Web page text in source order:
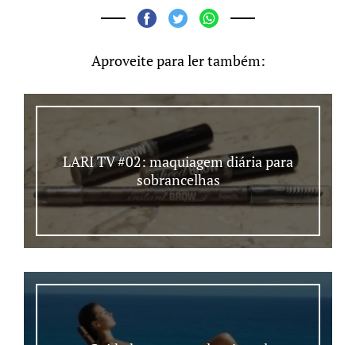
Aproveite para ler também:
LARI TV #02: maquiagem diária para
sobrancelhas